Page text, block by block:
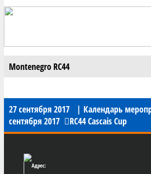
Montenegro RC44
27 сентября 2017 | Календарь
сентября 2017
RC44 Cascais Cup
Адрес: